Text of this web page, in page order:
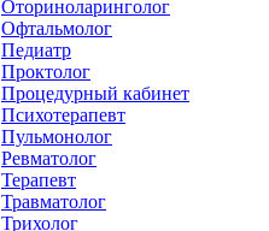
Оториноларинголог
Офтальмолог
Педиатр
Проктолог
Процедурный кабинет
Психотерапевт
Пульмонолог
Ревматолог
Терапевт
Травматолог
Трихолог